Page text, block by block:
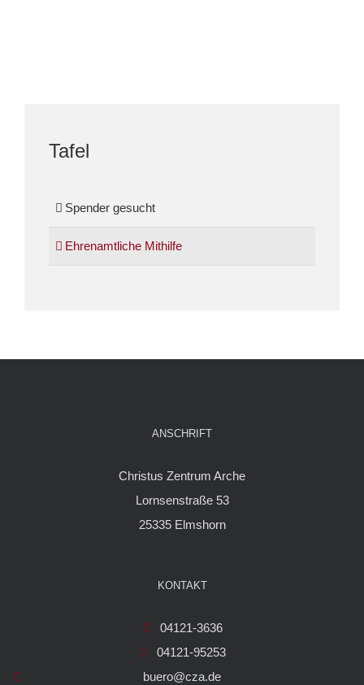
Tafel
Spender gesucht
Ehrenamtliche Mithilfe
ANSCHRIFT
Christus Zentrum Arche
Lornsenstraße 53
25335 Elmshorn
KONTAKT
04121-3636
04121-95253
buero@cza.de